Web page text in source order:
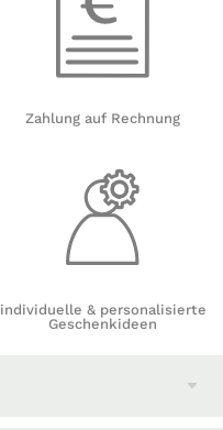
Zahlung auf Rechnung
individuelle & personalisierte
Geschenkideen